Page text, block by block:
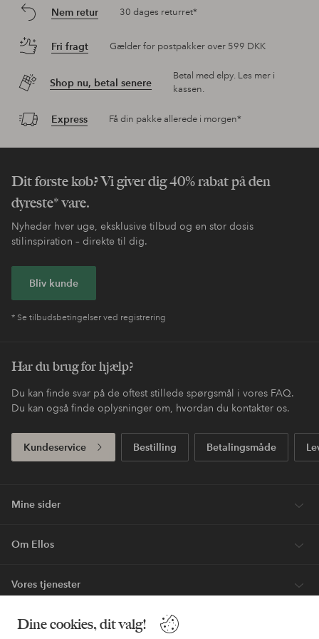
Dine cookies, dit valg!
Nem retur 30 dages returret*
Fri fragt Gælder for postpakker over 599 DKK
Shop nu, betal senere
Betal med elpy. Les mer i
kassen.
Express Få din pakke allerede i morgen*
Dit første køb? Vi giver dig 40% rabat på den
dyreste* vare.
Nyheder hver uge, eksklusive tilbud og en stor dosis
stilinspiration – direkte til dig.
Bliv kunde
* Se tilbudsbetingelser ved registrering
Har du brug for hjælp?
Du kan finde svar på de oftest stillede spørgsmål i vores FAQ.
Du kan også finde oplysninger om, hvordan du kontakter os.
Kundeservice Bestilling Betalingsmåde
Mine sider
Om Ellos
Vores tjenester
Vilkår